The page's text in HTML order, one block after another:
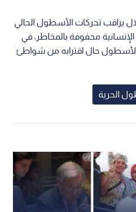
يراقب تحركات الأسطول الحالي
محفوفة بالمخاطر، في
حال اقترابه من شواطئ
الحرية